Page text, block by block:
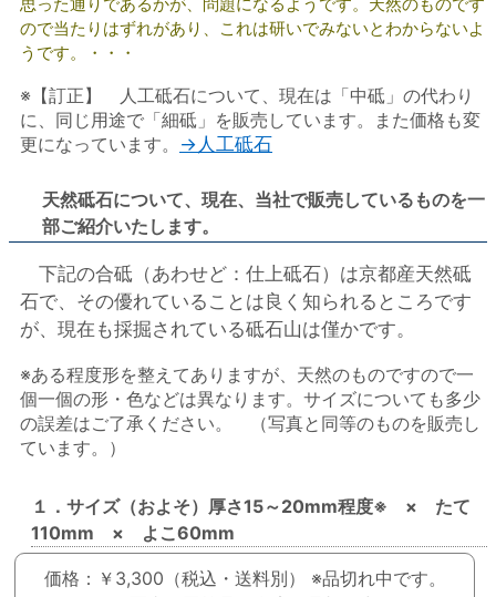
ので当たりはずれがあり、これは研いでみないとわからないよ
うです。・・・
※【訂正】 人工砥石について、現在は「中砥」の代わり
に、同じ用途で「細砥」を販売しています。また価格も変
更になっています。 →人工砥石
天然砥石について、現在、当社で販売しているものを一
部ご紹介いたします。
下記の合砥（あわせど：仕上砥石）は京都産天然砥
石で、その優れていることは良く知られるところです
が、現在も採掘されている砥石山は僅かです。
※ある程度形を整えてありますが、天然のものですので一
個一個の形・色などは異なります。サイズについても多少
の誤差はご了承ください。 （写真と同等のものを販売し
ています。）
１．サイズ（およそ）厚さ15～20mm程度※ × たて
110mm × よこ60mm
価格：￥3,300（税込・送料別） ※品切れ中です。